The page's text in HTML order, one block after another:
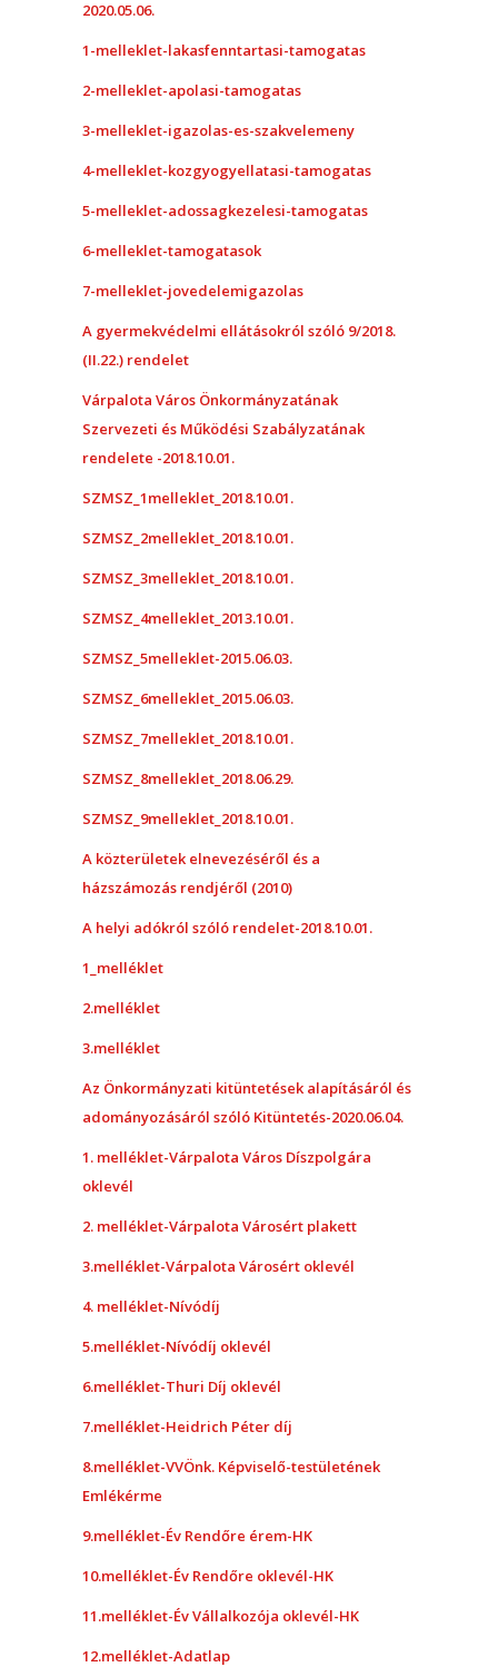
2020.05.06.
1-melleklet-lakasfenntartasi-tamogatas
2-melleklet-apolasi-tamogatas
3-melleklet-igazolas-es-szakvelemeny
4-melleklet-kozgyogyellatasi-tamogatas
5-melleklet-adossagkezelesi-tamogatas
6-melleklet-tamogatasok
7-melleklet-jovedelemigazolas
A gyermekvédelmi ellátásokról szóló 9/2018.
(II.22.) rendelet
Várpalota Város Önkormányzatának
Szervezeti és Működési Szabályzatának
rendelete -2018.10.01.
SZMSZ_1melleklet_2018.10.01.
SZMSZ_2melleklet_2018.10.01.
SZMSZ_3melleklet_2018.10.01.
SZMSZ_4melleklet_2013.10.01.
SZMSZ_5melleklet-2015.06.03.
SZMSZ_6melleklet_2015.06.03.
SZMSZ_7melleklet_2018.10.01.
SZMSZ_8melleklet_2018.06.29.
SZMSZ_9melleklet_2018.10.01.
A közterületek elnevezéséről és a
házszámozás rendjéről (2010)
A helyi adókról szóló rendelet-2018.10.01.
1_melléklet
2.melléklet
3.melléklet
Az Önkormányzati kitüntetések alapításáról és
adományozásáról szóló Kitüntetés-2020.06.04.
1. melléklet-Várpalota Város Díszpolgára
oklevél
2. melléklet-Várpalota Városért plakett
3.melléklet-Várpalota Városért oklevél
4. melléklet-Nívódíj
5.melléklet-Nívódíj oklevél
6.melléklet-Thuri Díj oklevél
7.melléklet-Heidrich Péter díj
8.melléklet-VVÖnk. Képviselő-testületének
Emlékérme
9.melléklet-Év Rendőre érem-HK
10.melléklet-Év Rendőre oklevél-HK
11.melléklet-Év Vállalkozója oklevél-HK
12.melléklet-Adatlap